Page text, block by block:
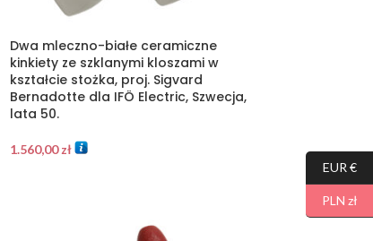
Dwa mleczno-białe ceramiczne
kinkiety ze szklanymi kloszami w
kształcie stożka, proj. Sigvard
Bernadotte dla IFÖ Electric, Szwecja,
lata 50.
1.560,00zł
EUR €
PLN zł